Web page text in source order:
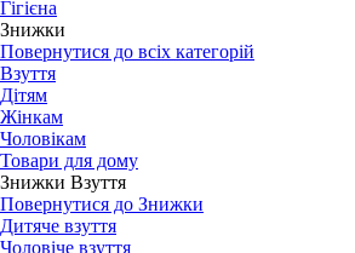
Гігієна
Знижки
Повернутися до всіх категорій
Взуття
Дітям
Жінкам
Чоловікам
Товари для дому
Знижки Взуття
Повернутися до Знижки
Дитяче взуття
Чоловіче взуття